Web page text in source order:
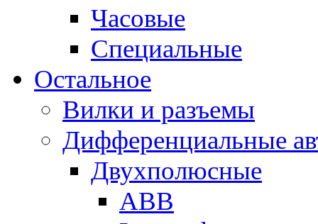
Часовые
Специальные
Остальное
Вилки и разъемы
Дифференциальные
Двухполюсные
ABB